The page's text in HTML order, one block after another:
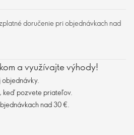
doručenie pri objednávkach nad
a využívajte výhody!
keď pozvete priateľov.
nad 30 €.